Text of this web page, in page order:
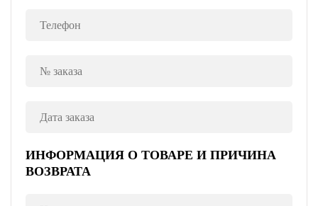
ИНФОРМАЦИЯ О ТОВАРЕ И ПРИЧИНА
ВОЗВРАТА